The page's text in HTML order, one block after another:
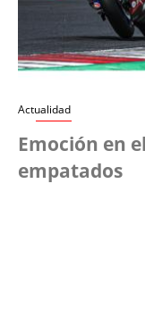
Actualidad
Emoción en
empatados